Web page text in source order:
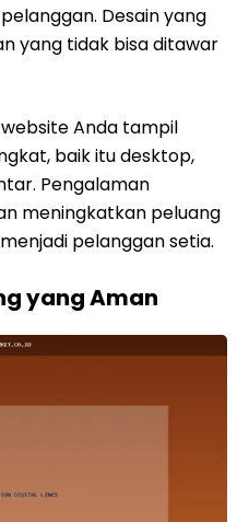
Desain yang
yang tidak bisa ditawar
Anda tampil
baik itu desktop,
Pengalaman
meningkatkan peluang
pelanggan setia.
yang Aman